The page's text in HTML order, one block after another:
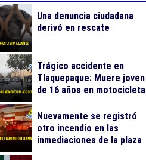
Una denuncia ciudadana
derivó en rescate
Trágico accidente en
Tlaquepaque: Muere joven
de 16 años en motocicleta
Nuevamente se registró
otro incendio en las
inmediaciones de la plaza